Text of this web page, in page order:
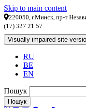
Skip to main content
220050, г.Минск, пр-т
(17) 327 21 57
RU
BE
EN
Пошук